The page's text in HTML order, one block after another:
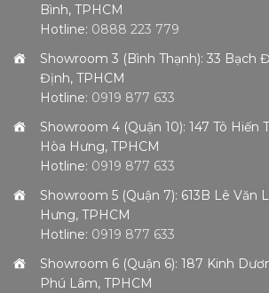
Bình, TPHCM
Hotline: 0888 223 779
Showroom 3 (Bình Thạnh): 33 Bạch
Định, TPHCM
Hotline: 0919 877 633
Showroom 4 (Quận 10): 147 Tô Hiến
Hòa Hưng, TPHCM
Hotline: 0919 877 633
Showroom 5 (Quận 7): 613B Lê Văn
Hưng, TPHCM
Hotline: 0919 877 633
Showroom 6 (Quận 6): 187 Kinh
Phú Lâm, TPHCM